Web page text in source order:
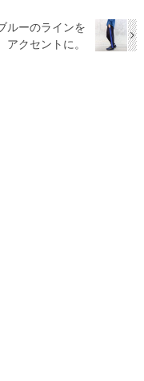
ルーのラインを
アクセントに。